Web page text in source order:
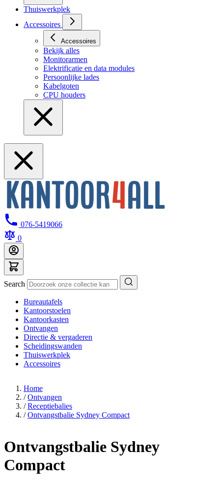
Thuiswerkplek
Accessoires
Accessoires
Bekijk alles
Monitorarmen
Elektrificatie en data modules
Persoonlijke lades
Kabelgoten
CPU houders
076-5419066
0
Search
Bureautafels
Kantoorstoelen
Kantoorkasten
Ontvangen
Directie & vergaderen
Scheidingswanden
Thuiswerkplek
Accessoires
Home
/ Ontvangen
/ Receptiebalies
/ Ontvangstbalie Sydney Compact
Ontvangstbalie Sydney
Compact